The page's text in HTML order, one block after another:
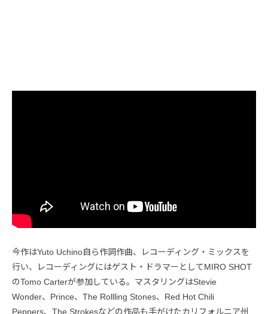
今作はYuto Uchino自ら作詞作曲、レコーディング・ミックスを
行い、レコーディングにはゲスト・ドラマーとしてMIRO SHOT
のTomo Carterが参加している。マスタリングはStevie
Wonder、Prince、The Rollling Stones、Red Hot Chili
Peppers、The Strokesなどの作品も手がけたカリフォルニア州